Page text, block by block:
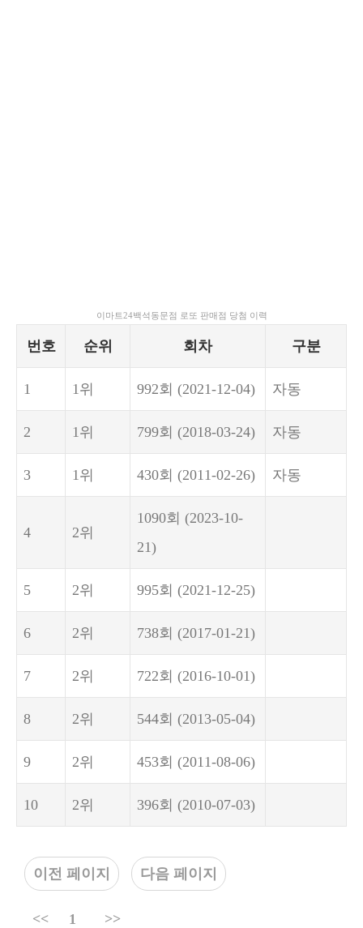
이마트24백석동문점 로또 판매점 당첨 이력
번호 순위 회차 구분
1 1위 992회 (2021-12-04) 자동
2 1위 799회 (2018-03-24) 자동
3 1위 430회 (2011-02-26) 자동
4 2위
1090회 (2023-10-
21)
5 2위 995회 (2021-12-25)
6 2위 738회 (2017-01-21)
7 2위 722회 (2016-10-01)
8 2위 544회 (2013-05-04)
9 2위 453회 (2011-08-06)
10 2위 396회 (2010-07-03)
이전 페이지 다음 페이지
<< 1 >>